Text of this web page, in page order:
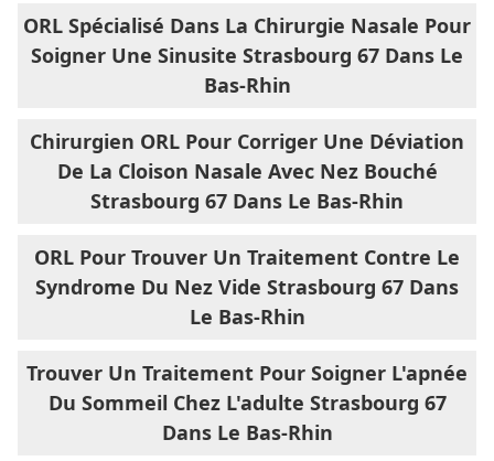
ORL Spécialisé Dans La Chirurgie Nasale Pour
Soigner Une Sinusite Strasbourg 67 Dans Le
Bas-Rhin
Chirurgien ORL Pour Corriger Une Déviation
De La Cloison Nasale Avec Nez Bouché
Strasbourg 67 Dans Le Bas-Rhin
ORL Pour Trouver Un Traitement Contre Le
Syndrome Du Nez Vide Strasbourg 67 Dans
Le Bas-Rhin
Trouver Un Traitement Pour Soigner L'apnée
Du Sommeil Chez L'adulte Strasbourg 67
Dans Le Bas-Rhin